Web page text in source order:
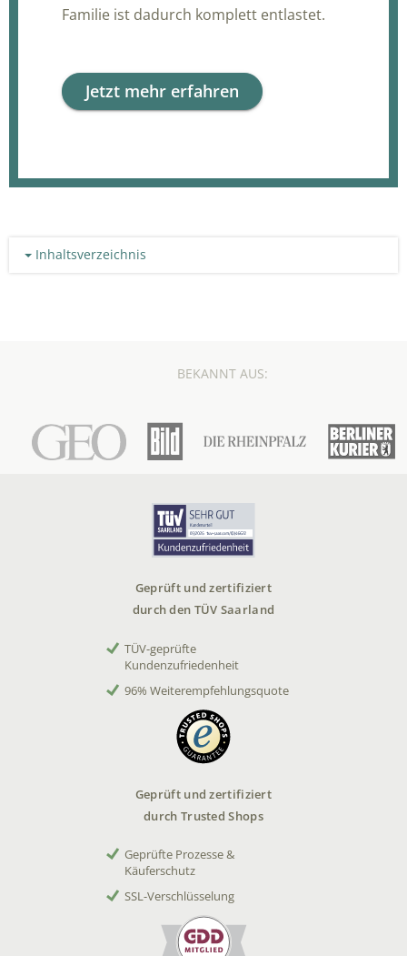
Familie ist dadurch komplett entlastet.
Jetzt mehr erfahren
Inhaltsverzeichnis
BEKANNT AUS:
Geprüft und zertifiziert
durch den TÜV Saarland
TÜV-geprüfte
Kundenzufriedenheit
96% Weiterempfehlungsquote
Geprüft und zertifiziert
durch Trusted Shops
Geprüfte Prozesse &
Käuferschutz
SSL-Verschlüsselung